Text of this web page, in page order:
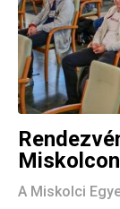
A Miskolci